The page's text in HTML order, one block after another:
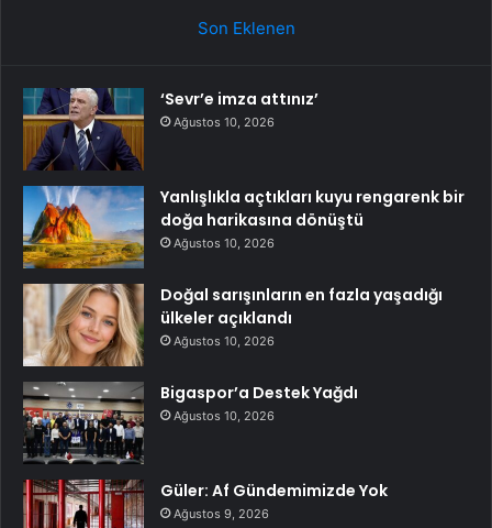
Son Eklenen
‘Sevr’e imza attınız’
Ağustos 10, 2026
Yanlışlıkla açtıkları kuyu rengarenk bir
doğa harikasına dönüştü
Ağustos 10, 2026
Doğal sarışınların en fazla yaşadığı
ülkeler açıklandı
Ağustos 10, 2026
Bigaspor’a Destek Yağdı
Ağustos 10, 2026
Güler: Af Gündemimizde Yok
Ağustos 9, 2026